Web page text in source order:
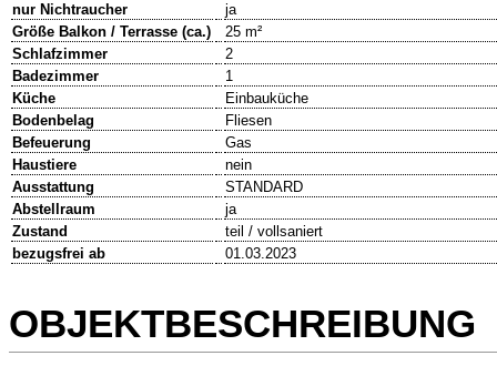
nur Nichtraucher
ja
Größe Balkon / Terrasse (ca.)
25 m²
Schlafzimmer
2
Badezimmer
1
Küche
Einbauküche
Bodenbelag
Fliesen
Befeuerung
Gas
Haustiere
nein
Ausstattung
STANDARD
Abstellraum
ja
Zustand
teil / vollsaniert
bezugsfrei ab
01.03.2023
OBJEKTBESCHREIBUNG